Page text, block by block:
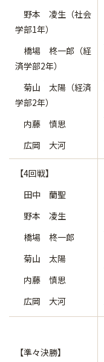
野本 凌生（社会
学部1年）
橋場 柊一郎（経
済学部2年）
菊山 太陽（経済
学部2年）
内藤 慎思
広岡 大河
【4回戦】
田中 蘭聖
野本 凌生
橋場 柊一郎
菊山 太陽
内藤 慎思
広岡 大河
【準々決勝】